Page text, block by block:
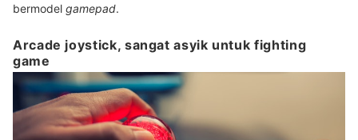
bermodel gamepad.
Arcade joystick, sangat asyik untuk fighting
game